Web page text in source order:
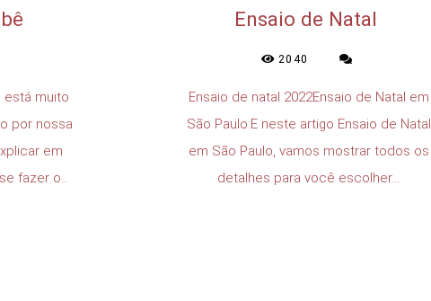
está muito
por nossa
em
fazer o...
Ensaio de Natal
2040
Ensaio de natal 2022Ensaio de Natal em
São Paulo:E neste artigo Ensaio de Natal
em São Paulo, vamos mostrar todos os
detalhes para você escolher...